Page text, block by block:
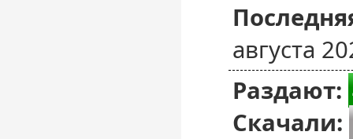
августа
Раздают:
Скачали: